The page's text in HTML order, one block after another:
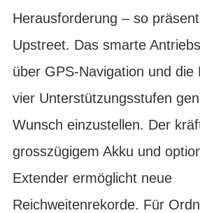
Herausforderung – so
Upstreet. Das smarte
über GPS-Navigation und die
vier Unterstützungsstufen
Wunsch einzustellen. Der
grosszügigem Akku und
Extender ermöglicht neue
Reichweitenrekorde. Für